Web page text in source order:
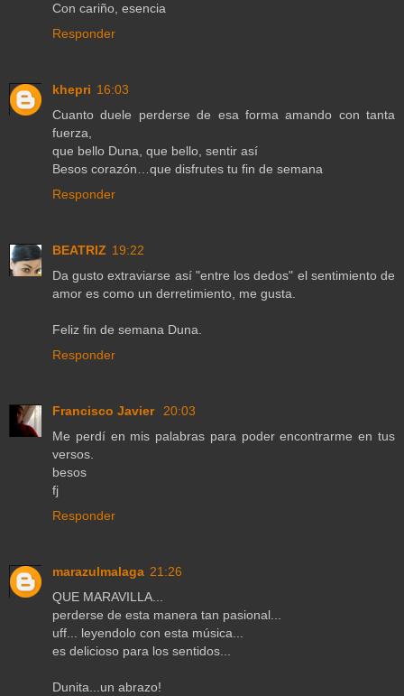
Con cariño, esencia
Responder
khepri 16:03
Cuanto duele perderse de esa forma amando con tanta
fuerza,
que bello Duna, que bello, sentir así
Besos corazón…que disfrutes tu fin de semana
Responder
BEATRIZ 19:22
Da gusto extraviarse así "entre los dedos" el sentimiento de
amor es como un derretimiento, me gusta.
Feliz fin de semana Duna.
Responder
Francisco Javier 20:03
Me perdí en mis palabras para poder encontrarme en tus
versos.
besos
fj
Responder
marazulmalaga 21:26
QUE MARAVILLA...
perderse de esta manera tan pasional...
uff... leyendolo con esta música...
es delicioso para los sentidos...
Dunita...un abrazo!